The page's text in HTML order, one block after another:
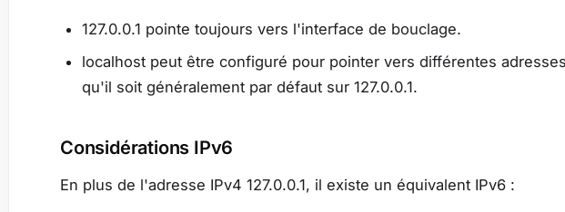
127.0.0.1 pointe toujours vers l'interface de bouclage.
localhost peut être configuré pour pointer vers différentes
qu'il soit généralement par défaut sur 127.0.0.1.
Considérations IPv6
En plus de l'adresse IPv4 127.0.0.1, il existe un équivalent IPv6 :